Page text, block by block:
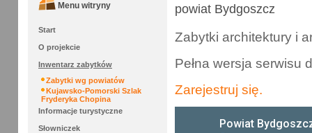
Menu witryny
Start
O projekcie
Inwentarz zabytków
Zabytki wg powiatów
Kujawsko-Pomorski Szlak
Fryderyka Chopina
Informacje turystyczne
Słowniczek
powiat Bydgoszcz
Zabytki architektury i
Pełna wersja serwisu
Zarejestruj się.